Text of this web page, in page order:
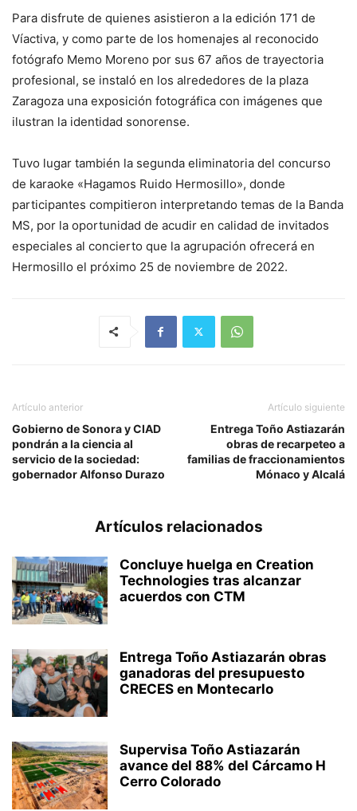
Para disfrute de quienes asistieron a la edición 171 de
Víactiva, y como parte de los homenajes al reconocido
fotógrafo Memo Moreno por sus 67 años de trayectoria
profesional, se instaló en los alrededores de la plaza
Zaragoza una exposición fotográfica con imágenes que
ilustran la identidad sonorense.
Tuvo lugar también la segunda eliminatoria del concurso
de karaoke «Hagamos Ruido Hermosillo», donde
participantes compitieron interpretando temas de la Banda
MS, por la oportunidad de acudir en calidad de invitados
especiales al concierto que la agrupación ofrecerá en
Hermosillo el próximo 25 de noviembre de 2022.
Artículo anterior
Gobierno de Sonora y CIAD
pondrán a la ciencia al
servicio de la sociedad:
gobernador Alfonso Durazo
Artículo siguiente
Entrega Toño Astiazarán
obras de recarpeteo a
familias de fraccionamientos
Mónaco y Alcalá
Artículos relacionados
Concluye huelga en Creation
Technologies tras alcanzar
acuerdos con CTM
Entrega Toño Astiazarán obras
ganadoras del presupuesto
CRECES en Montecarlo
Supervisa Toño Astiazarán
avance del 88% del Cárcamo H
Cerro Colorado